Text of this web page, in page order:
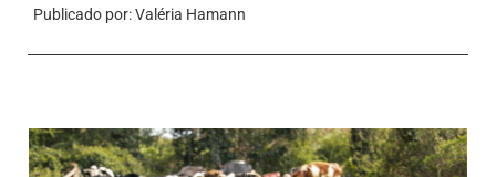
Publicado por:Valéria Hamann